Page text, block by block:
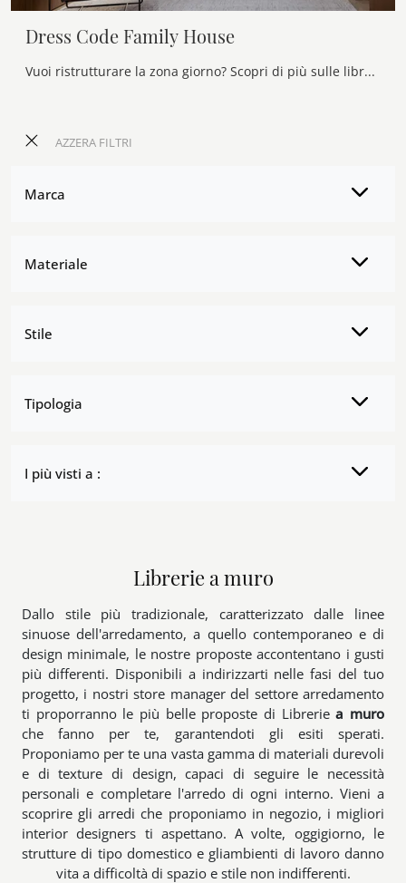
AZZERA FILTRI
Marca
Materiale
Stile
Tipologia
I più visti a :
Dress Code Family House
Vuoi ristrutturare la zona giorno? Scopri di più sulle librerie moderne a muro e arreda i tuoi locali con il modello Dress Code Family House.
Librerie a muro
Dallo stile più tradizionale, caratterizzato dalle linee
sinuose dell'arredamento, a quello contemporaneo e di
design minimale, le nostre proposte accontentano i gusti
più differenti. Disponibili a indirizzarti nelle fasi del tuo
progetto, i nostri store manager del settore arredamento
ti proporranno le più belle proposte di Libreriea muro
che fanno per te, garantendoti gli esiti sperati.
Proponiamo per te una vasta gamma di materiali durevoli
e di texture di design, capaci di seguire le necessità
personali e completare l'arredo di ogni interno. Vieni a
scoprire gli arredi che proponiamo in negozio, i migliori
interior designers ti aspettano. A volte, oggigiorno, le
strutture di tipo domestico e gliambienti di lavoro danno
vita a difficoltà di spazio e stile non indifferenti.